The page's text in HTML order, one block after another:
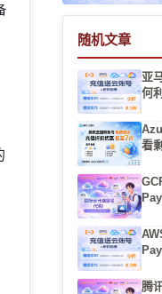
随机文章
亚
何
看
腾